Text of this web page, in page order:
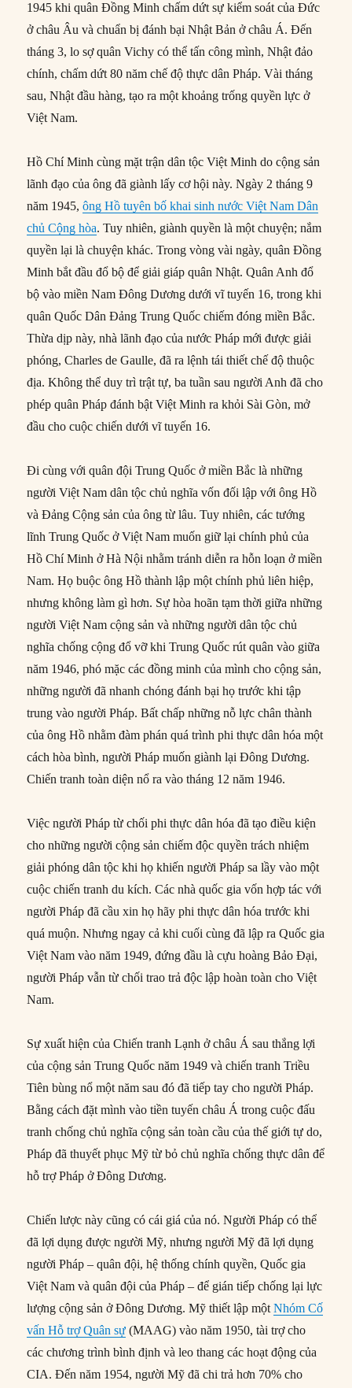
1945 khi quân Đồng Minh chấm dứt sự kiểm soát của Đức
ở châu Âu và chuẩn bị đánh bại Nhật Bản ở châu Á. Đến
tháng 3, lo sợ quân Vichy có thể tấn công mình, Nhật đảo
chính, chấm dứt 80 năm chế độ thực dân Pháp. Vài tháng
sau, Nhật đầu hàng, tạo ra một khoảng trống quyền lực ở
Việt Nam.
Hồ Chí Minh cùng mặt trận dân tộc Việt Minh do cộng sản
lãnh đạo của ông đã giành lấy cơ hội này. Ngày 2 tháng 9
năm 1945,ông Hồ tuyên bố khai sinh nước Việt Nam Dân
chủ Cộng hòa. Tuy nhiên, giành quyền là một chuyện; nắm
quyền lại là chuyện khác. Trong vòng vài ngày, quân Đồng
Minh bắt đầu đổ bộ để giải giáp quân Nhật. Quân Anh đổ
bộ vào miền Nam Đông Dương dưới vĩ tuyến 16, trong khi
quân Quốc Dân Đảng Trung Quốc chiếm đóng miền Bắc.
Thừa dịp này, nhà lãnh đạo của nước Pháp mới được giải
phóng, Charles de Gaulle, đã ra lệnh tái thiết chế độ thuộc
địa. Không thể duy trì trật tự, ba tuần sau người Anh đã cho
phép quân Pháp đánh bật Việt Minh ra khỏi Sài Gòn, mở
đầu cho cuộc chiến dưới vĩ tuyến 16.
Đi cùng với quân đội Trung Quốc ở miền Bắc là những
người Việt Nam dân tộc chủ nghĩa vốn đối lập với ông Hồ
và Đảng Cộng sản của ông từ lâu. Tuy nhiên, các tướng
lĩnh Trung Quốc ở Việt Nam muốn giữ lại chính phủ của
Hồ Chí Minh ở Hà Nội nhằm tránh diễn ra hỗn loạn ở miền
Nam. Họ buộc ông Hồ thành lập một chính phủ liên hiệp,
nhưng không làm gì hơn. Sự hòa hoãn tạm thời giữa những
người Việt Nam cộng sản và những người dân tộc chủ
nghĩa chống cộng đổ vỡ khi Trung Quốc rút quân vào giữa
năm 1946, phó mặc các đồng minh của mình cho cộng sản,
những người đã nhanh chóng đánh bại họ trước khi tập
trung vào người Pháp. Bất chấp những nỗ lực chân thành
của ông Hồ nhằm đàm phán quá trình phi thực dân hóa một
cách hòa bình, người Pháp muốn giành lại Đông Dương.
Chiến tranh toàn diện nổ ra vào tháng 12 năm 1946.
Việc người Pháp từ chối phi thực dân hóa đã tạo điều kiện
cho những người cộng sản chiếm độc quyền trách nhiệm
giải phóng dân tộc khi họ khiến người Pháp sa lầy vào một
cuộc chiến tranh du kích. Các nhà quốc gia vốn hợp tác với
người Pháp đã cầu xin họ hãy phi thực dân hóa trước khi
quá muộn. Nhưng ngay cả khi cuối cùng đã lập ra Quốc gia
Việt Nam vào năm 1949, đứng đầu là cựu hoàng Bảo Đại,
người Pháp vẫn từ chối trao trả độc lập hoàn toàn cho Việt
Nam.
Sự xuất hiện của Chiến tranh Lạnh ở châu Á sau thắng lợi
của cộng sản Trung Quốc năm 1949 và chiến tranh Triều
Tiên bùng nổ một năm sau đó đã tiếp tay cho người Pháp.
Bằng cách đặt mình vào tiền tuyến châu Á trong cuộc đấu
tranh chống chủ nghĩa cộng sản toàn cầu của thế giới tự do,
Pháp đã thuyết phục Mỹ từ bỏ chủ nghĩa chống thực dân để
hỗ trợ Pháp ở Đông Dương.
Chiến lược này cũng có cái giá của nó. Người Pháp có thể
đã lợi dụng được người Mỹ, nhưng người Mỹ đã lợi dụng
người Pháp – quân đội, hệ thống chính quyền, Quốc gia
Việt Nam và quân đội của Pháp – để gián tiếp chống lại lực
lượng cộng sản ở Đông Dương. Mỹ thiết lập mộtNhóm Cố
vấn Hỗ trợ Quân sự (MAAG) vào năm 1950, tài trợ cho
các chương trình bình định và leo thang các hoạt động của
CIA. Đến năm 1954, người Mỹ đã chi trả hơn 70% cho